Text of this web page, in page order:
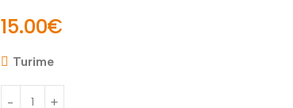
15.00€
Turime